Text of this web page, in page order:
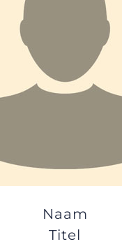
Naam
Titel